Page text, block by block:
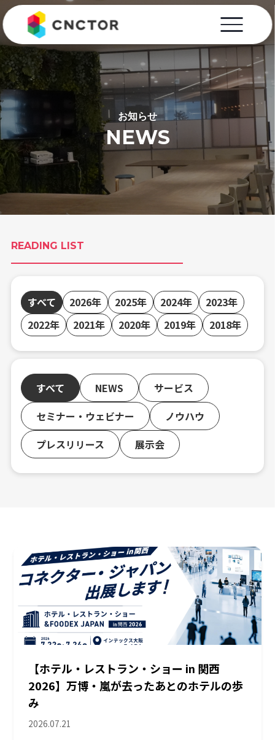
お知らせ
NEWS
READING LIST
すべて 2026年 2025年 2024年
2023年
2022年
2021年 2020年 2019年 2018年
すべて NEWS
サービス
セミナー・ウェビナー
ノウハウ
プレスリリース
展示会
【ホテル・レストラン・ショー in 関西
2026】万博・嵐が去ったあとのホテルの歩
み
2026.07.21